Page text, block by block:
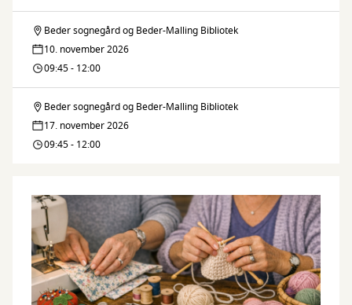
Barselshøjskole
Beder sognegård og Beder-Malling Bibliotek
10. november 2026
09:45 - 12:00
Barselshøjskole
Beder sognegård og Beder-Malling Bibliotek
17. november 2026
09:45 - 12:00